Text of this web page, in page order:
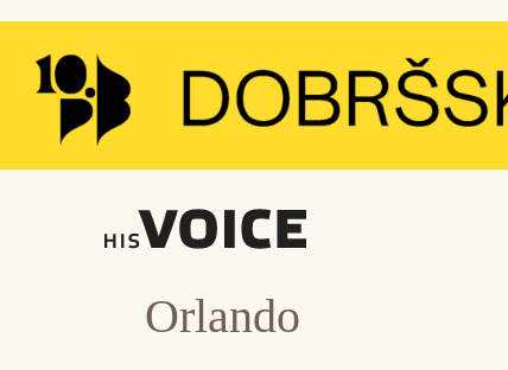
Přeskočit
obsah
Orlando